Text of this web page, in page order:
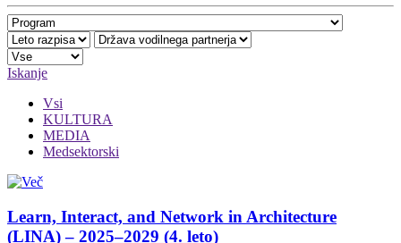
Iskanje
Vsi
KULTURA
MEDIA
Medsektorski
Learn, Interact, and Network in Architecture
(LINA) – 2025–2029 (4. leto)